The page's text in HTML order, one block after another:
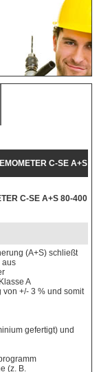
C-SE A+S
C-SE A+S 80-400
(A+S) schließt
aus
A
+/- 3 % und somit
gefertigt) und
(z. B.